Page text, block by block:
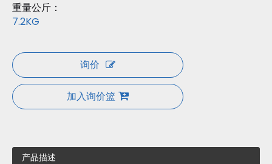
重量公斤：
7.2KG
询价
加入询价篮
产品描述